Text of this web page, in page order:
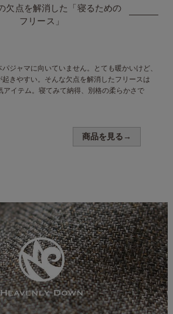
欠点を解消した
「寝るための
フリース」
ジャマに向いていません。とても暖かいけど、
きやすい。 そんな欠点を解消したフリースは
アイテム。寝てみて納得、別格の柔らかさで
商品を見る→